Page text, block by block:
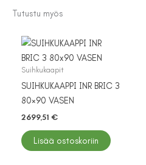
Tutustu myös
Suihkukaapit
SUIHKUKAAPPI INR BRIC 3
80×90 VASEN
2699,51 €
Lisää ostoskoriin